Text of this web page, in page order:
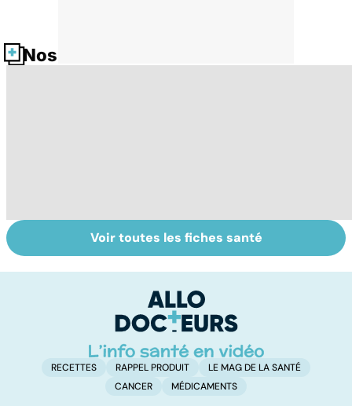
Nos fiches santé
Centenaires, des
exemples de
Personnes
âgées : faire face
d'autonomie
Voir toutes les fiches santé
RECETTES RAPPEL PRODUIT
LE MAG DE LA SANTÉ
CANCER
MÉDICAMENTS